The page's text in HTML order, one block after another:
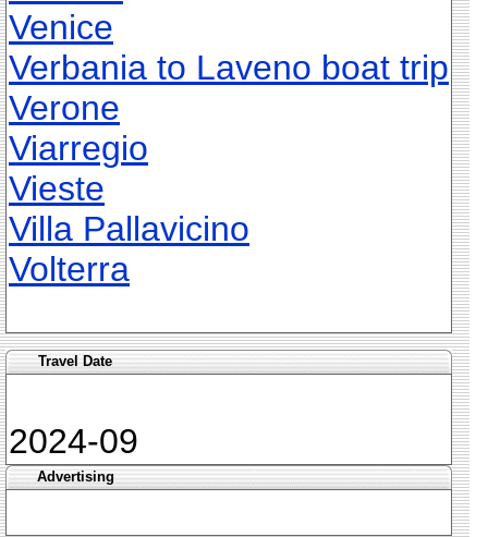
Venice
Verbania to Laveno boat trip
Verone
Viarregio
Vieste
Villa Pallavicino
Volterra
Travel Date
2024-09
Advertising